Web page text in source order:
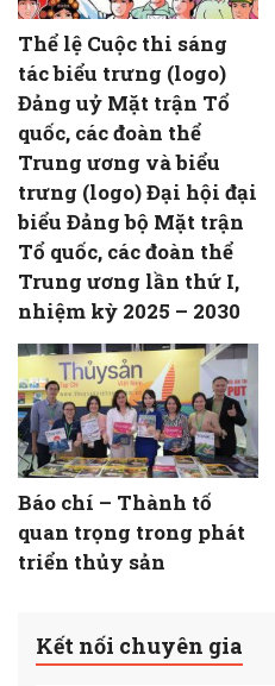
Thể lệ Cuộc thi sáng
tác biểu trưng (logo)
Đảng uỷ Mặt trận Tổ
quốc, các đoàn thể
Trung ương và biểu
trưng (logo) Đại hội đại
biểu Đảng bộ Mặt trận
Tổ quốc, các đoàn thể
Trung ương lần thứ I,
nhiệm kỳ 2025 – 2030
Báo chí – Thành tố
quan trọng trong phát
triển thủy sản
Kết nối chuyên gia